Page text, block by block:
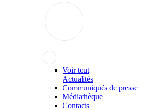
Voir tout
Actualités
Communiqués de presse
Médiathèque
Contacts